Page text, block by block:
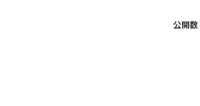
公開数